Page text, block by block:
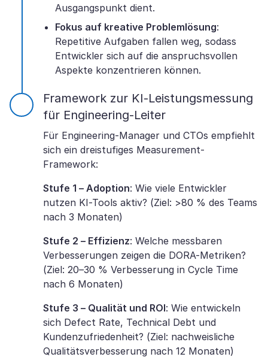
Ausgangspunkt dient.
Fokus auf kreative Problemlösung:
Repetitive Aufgaben fallen weg, sodass
Entwickler sich auf die anspruchsvollen
Aspekte konzentrieren können.
Framework zur KI-Leistungsmessung
für Engineering-Leiter
Für Engineering-Manager und CTOs empfiehlt
sich ein dreistufiges Measurement-
Framework:
Stufe 1 – Adoption: Wie viele Entwickler
nutzen KI-Tools aktiv? (Ziel: >80 % des Teams
nach 3 Monaten)
Stufe 2 – Effizienz: Welche messbaren
Verbesserungen zeigen die DORA-Metriken?
(Ziel: 20–30 % Verbesserung in Cycle Time
nach 6 Monaten)
Stufe 3 – Qualität und ROI: Wie entwickeln
sich Defect Rate, Technical Debt und
Kundenzufriedenheit? (Ziel: nachweisliche
Qualitätsverbesserung nach 12 Monaten)